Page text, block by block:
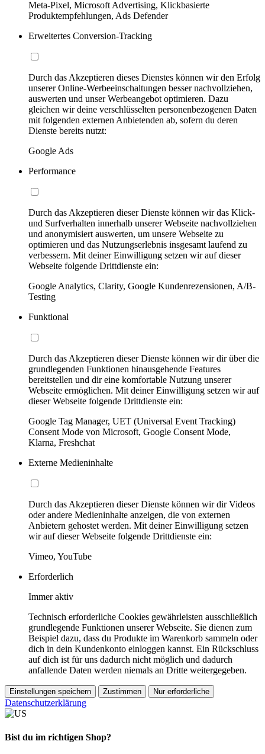
Meta-Pixel, Microsoft Advertising, Klickbasierte
Produktempfehlungen, Ads Defender
Erweitertes Conversion-Tracking
Durch das Akzeptieren dieses Dienstes können wir den Erfolg
unserer Online-Werbeeinschaltungen besser nachvollziehen,
auswerten und unser Werbeangebot optimieren. Dazu
gleichen wir deine verschlüsselten personenbezogenen Daten
mit folgenden externen Anbietenden ab, sofern du deren
Dienste bereits nutzt:
Google Ads
Performance
Durch das Akzeptieren dieser Dienste können wir das Klick-
und Surfverhalten innerhalb unserer Webseite nachvollziehen
und anonymisiert auswerten, um unsere Webseite zu
optimieren und das Nutzungserlebnis insgesamt laufend zu
verbessern. Mit deiner Einwilligung setzen wir auf dieser
Webseite folgende Drittdienste ein:
Google Analytics, Clarity, Google Kundenrezensionen, A/B-
Testing
Funktional
Durch das Akzeptieren dieser Dienste können wir dir über die
grundlegenden Funktionen hinausgehende Features
bereitstellen und dir eine komfortable Nutzung unserer
Webseite ermöglichen. Mit deiner Einwilligung setzen wir auf
dieser Webseite folgende Drittdienste ein:
Google Tag Manager, UET (Universal Event Tracking)
Consent Mode von Microsoft, Google Consent Mode,
Klarna, Freshchat
Externe Medieninhalte
Durch das Akzeptieren dieser Dienste können wir dir Videos
oder andere Medieninhalte anzeigen, die von externen
Anbietern gehostet werden. Mit deiner Einwilligung setzen
wir auf dieser Webseite folgende Drittdienste ein:
Vimeo, YouTube
Erforderlich
Immer aktiv
Technisch erforderliche Cookies gewährleisten ausschließlich
grundlegende Funktionen unserer Webseite. Sie dienen zum
Beispiel dazu, dass du Produkte im Warenkorb sammeln oder
dich in dein Kundenkonto einloggen kannst. Ein Rückschluss
auf dich ist für uns dadurch nicht möglich und dadurch
anfallende Daten werden niemals an Dritte weitergegeben.
Einstellungen speichern Zustimmen Nur erforderliche
Datenschutzerklärung
Bist du im richtigen Shop?